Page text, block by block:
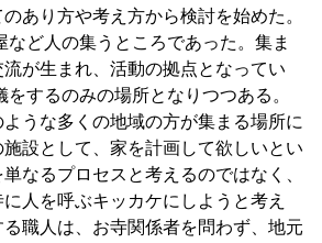
あり方や考え方から検討を始めた。
など人の集うところであった。集ま
が生まれ、活動の拠点となってい
するのみの場所となりつつある。
うな多くの地域の方が集まる場所に
設として、家を計画して欲しいとい
なるプロセスと考えるのではなく、
人を呼ぶキッカケにしようと考え
職人は、お寺関係者を問わず、地元